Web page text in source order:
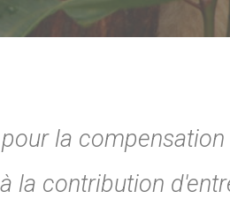
la
la contribution